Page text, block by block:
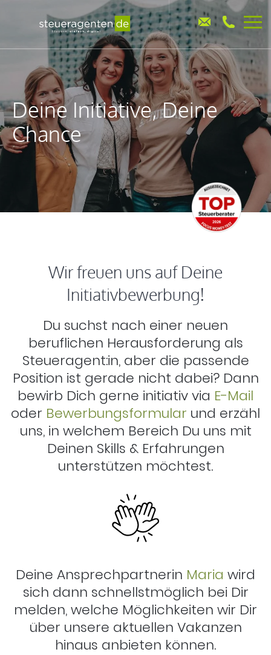
Deine Initiative, Deine
Chance
Wir freuen uns auf Deine
Initiativbewerbung!
Du suchst nach einer neuen
beruflichen Herausforderung als
Steueragent:in, aber die passende
Position ist gerade nicht dabei? Dann
bewirb Dich gerne initiativ via E-Mail
oder Bewerbungsformular und erzähl
uns, in welchem Bereich Du uns mit
Deinen Skills & Erfahrungen
unterstützen möchtest.
Deine Ansprechpartnerin Maria wird
sich dann schnellstmöglich bei Dir
melden, welche Möglichkeiten wir Dir
über unsere aktuellen Vakanzen
hinaus anbieten können.